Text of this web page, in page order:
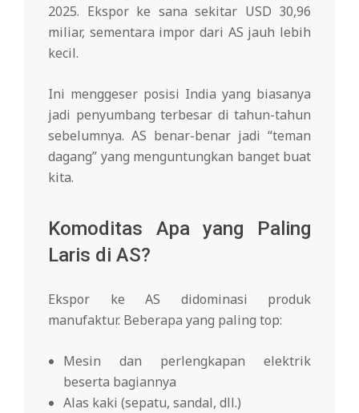
2025. Ekspor ke sana sekitar USD 30,96
miliar, sementara impor dari AS jauh lebih
kecil.
Ini menggeser posisi India yang biasanya
jadi penyumbang terbesar di tahun-tahun
sebelumnya. AS benar-benar jadi “teman
dagang” yang menguntungkan banget buat
kita.
Komoditas Apa yang Paling
Laris di AS?
Ekspor ke AS didominasi produk
manufaktur. Beberapa yang paling top:
Mesin dan perlengkapan elektrik
beserta bagiannya
Alas kaki (sepatu, sandal, dll.)